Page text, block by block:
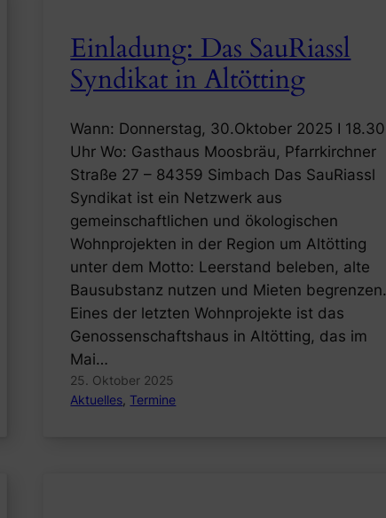
Einladung: Das SauRiassl
Syndikat in Altötting
Wann: Donnerstag, 30.Oktober 2025 I 18.30
Uhr Wo: Gasthaus Moosbräu, Pfarrkirchner
Straße 27 – 84359 Simbach Das SauRiassl
Syndikat ist ein Netzwerk aus
gemeinschaftlichen und ökologischen
Wohnprojekten in der Region um Altötting
unter dem Motto: Leerstand beleben, alte
Bausubstanz nutzen und Mieten begrenzen.
Eines der letzten Wohnprojekte ist das
Genossenschaftshaus in Altötting, das im
Mai…
25. Oktober 2025
Aktuelles Termine